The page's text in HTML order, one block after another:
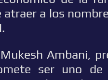
a los
Ambani,
ser uno